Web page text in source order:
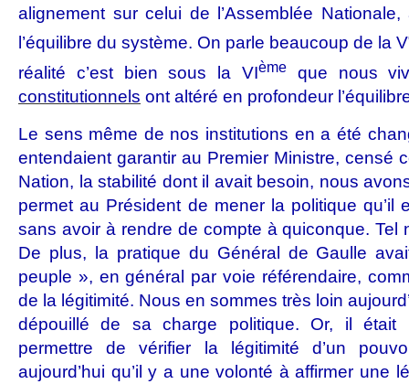
alignement sur celui de l’Assemblée
l’équilibre du système. On parle beaucoup de la V
réalité c’est bien sous la VIème
que nous
constitutionnels ont altéré en profondeur
Le sens même de nos institutions en a été
entendaient garantir au Premier Ministre, censé
Nation, la stabilité dont il avait besoin, nous
permet au Président de mener la politique qu’il
sans avoir à rendre de compte à quiconque. Tel
De plus, la pratique du Général de Gaulle
peuple », en général par voie référendaire,
de la légitimité. Nous en sommes très loin
dépouillé de sa charge politique. Or, il était
permettre de vérifier la légitimité d’un
aujourd’hui qu’il y a une volonté à affirmer une